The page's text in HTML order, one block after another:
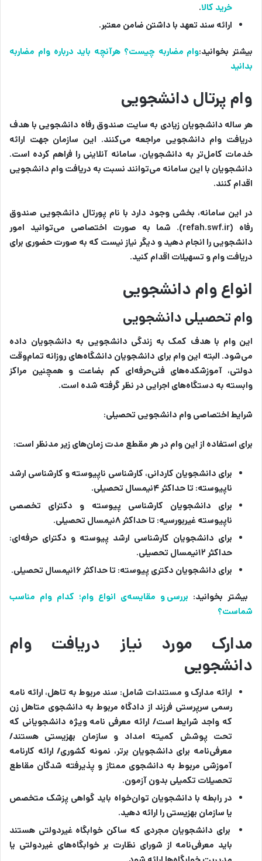
خرید کالا.
ارائه سند تعهد با داشتن ضامن معتبر.
بیشتر بخوانید:وام مضاربه چیست؟ هرآنچه باید درباره وام مضاربه
بدانید
وام پرتال دانشجویی
هر ساله دانشجویان زیادی به سایت صندوق رفاه دانشجویی با هدف
دریافت وام‌ دانشجویی مراجعه می‌کنند. این سازمان جهت ارائه
خدمات کامل‌تر به دانشجویان، سامانه‌ آنلاینی را فراهم کرده است.
دانشجویان با این سامانه می‌توانند نسبت به دریافت وام دانشجویی
اقدام کنند.
در این سامانه، بخشی وجود دارد با نام پورتال دانشجویی صندوق
رفاه (refah.swf.ir)
. شما به صورت اختصاصی می‌توانید امور
دانشجویی را انجام دهید و دیگر نیاز نیست که به‌ صورت حضوری برای
دریافت وام و تسهیلات اقدام کنید.
انواع وام دانشجویی
وام تحصیلی دانشجویی
این وام با هدف کمک به زندگی دانشجویی به دانشجویان داده
می‌شود. البته این وام برای دانشجویان دانشگاه‌های روزانه تمام‌وقت
دولتی، آموزشکده‌های فنی‌حرفه‌ای کم بضاعت و همچنین مراکز
وابسته به دستگاه‌های اجرایی در نظر گرفته شده است.
شرایط اختصاصی وام دانشجویی تحصیلی:
برای استفاده از این وام در هر مقطع مدت زمان‌های زیر مدنظر است:
برای دانشجویان کاردانی، کارشناسی ناپیوسته و کارشناسی ارشد
ناپیوسته: تا حداکثر ۴نیمسال تحصیلی.
برای دانشجویان کارشناسی پیوسته و دکترای تخصصی
ناپیوسته غیربورسیه: تا حداکثر ۸نیمسال تحصیلی.
برای دانشجویان کارشناسی ارشد پیوسته و دکترای حرفه‌ای:
حداکثر ۱۲نیمسال تحصیلی.
برای دانشجویان دکتری پیوسته: تا حداکثر ۱۶نیمسال تحصیلی.
بیشتر بخوانید: بررسی و مقایسه‌ی انواع وام؛ کدام وام مناسب
شماست؟
مدارک مورد نیاز دریافت وام
دانشجویی
ارائه مدارک و مستندات شامل: سند مربوط به تاهل، ارائه نامه
رسمی سرپرستی فرزند از دادگاه مربوط به دانشجوی متاهل زن
که واجد شرایط است/ ارائه معرفی نامه ویژه دانشجویانی که
تحت پوشش کمیته امداد و سازمان بهزیستی هستند/
معرفی‌نامه برای دانشجویان برتر، نمونه کشوری/ ارائه کارنامه
آموزشی مربوط به دانشجوی ممتاز و پذیرفته شدگان مقاطع
تحصیلات تکمیلی بدون آزمون.
در رابطه با دانشجویان توان‌خواه باید گواهی پزشک متخصص
یا سازمان بهزیستی را ارائه دهید.
برای دانشجویان مجردی که ساکن خوابگاه غیردولتی هستند
باید معرفی‌نامه از شورای نظارت بر خوابگاه‌های غیردولتی یا